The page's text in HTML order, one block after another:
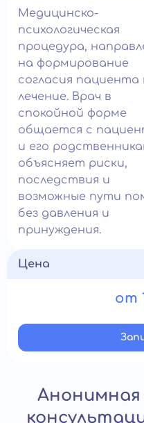
Медицинско-
психологическая
процедура,
на формирование
согласия пациента
лечение. Врач в
спокойной форме
общается с
и его
объясняет риски,
последствия и
возможные пути
без давления и
принуждения.
Цена
от
Анонимная